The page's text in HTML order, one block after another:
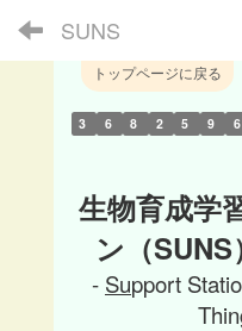
SUNS
トップページに戻る
3 6 8 2 5 9 6
生物育成学
ン（SUNS
- Support